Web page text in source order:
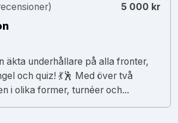
5 000 kr
en äkta underhållare på alla fronter,
och quiz! 💃🕺 Med över två
i olika former, turnéer och...